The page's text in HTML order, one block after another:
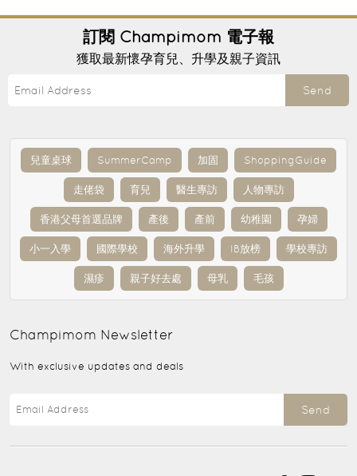
訂閱 Champimom 電子報
獲取最新懷孕育兒、升學及親子資訊
Send
兒童桌球 SummerCamp 加固 ShoppingGuide
走佬袋 育兒 醫生專訪 人物專訪
香港父母首選品牌 產後 產前 幼稚園 孕婦
小一入學 國際學校 海外升學 IB放榜 學校專訪
濕疹 親子好去處 母乳 毛孩
Champimom Newsletter
With exclusive updates and deals
Send